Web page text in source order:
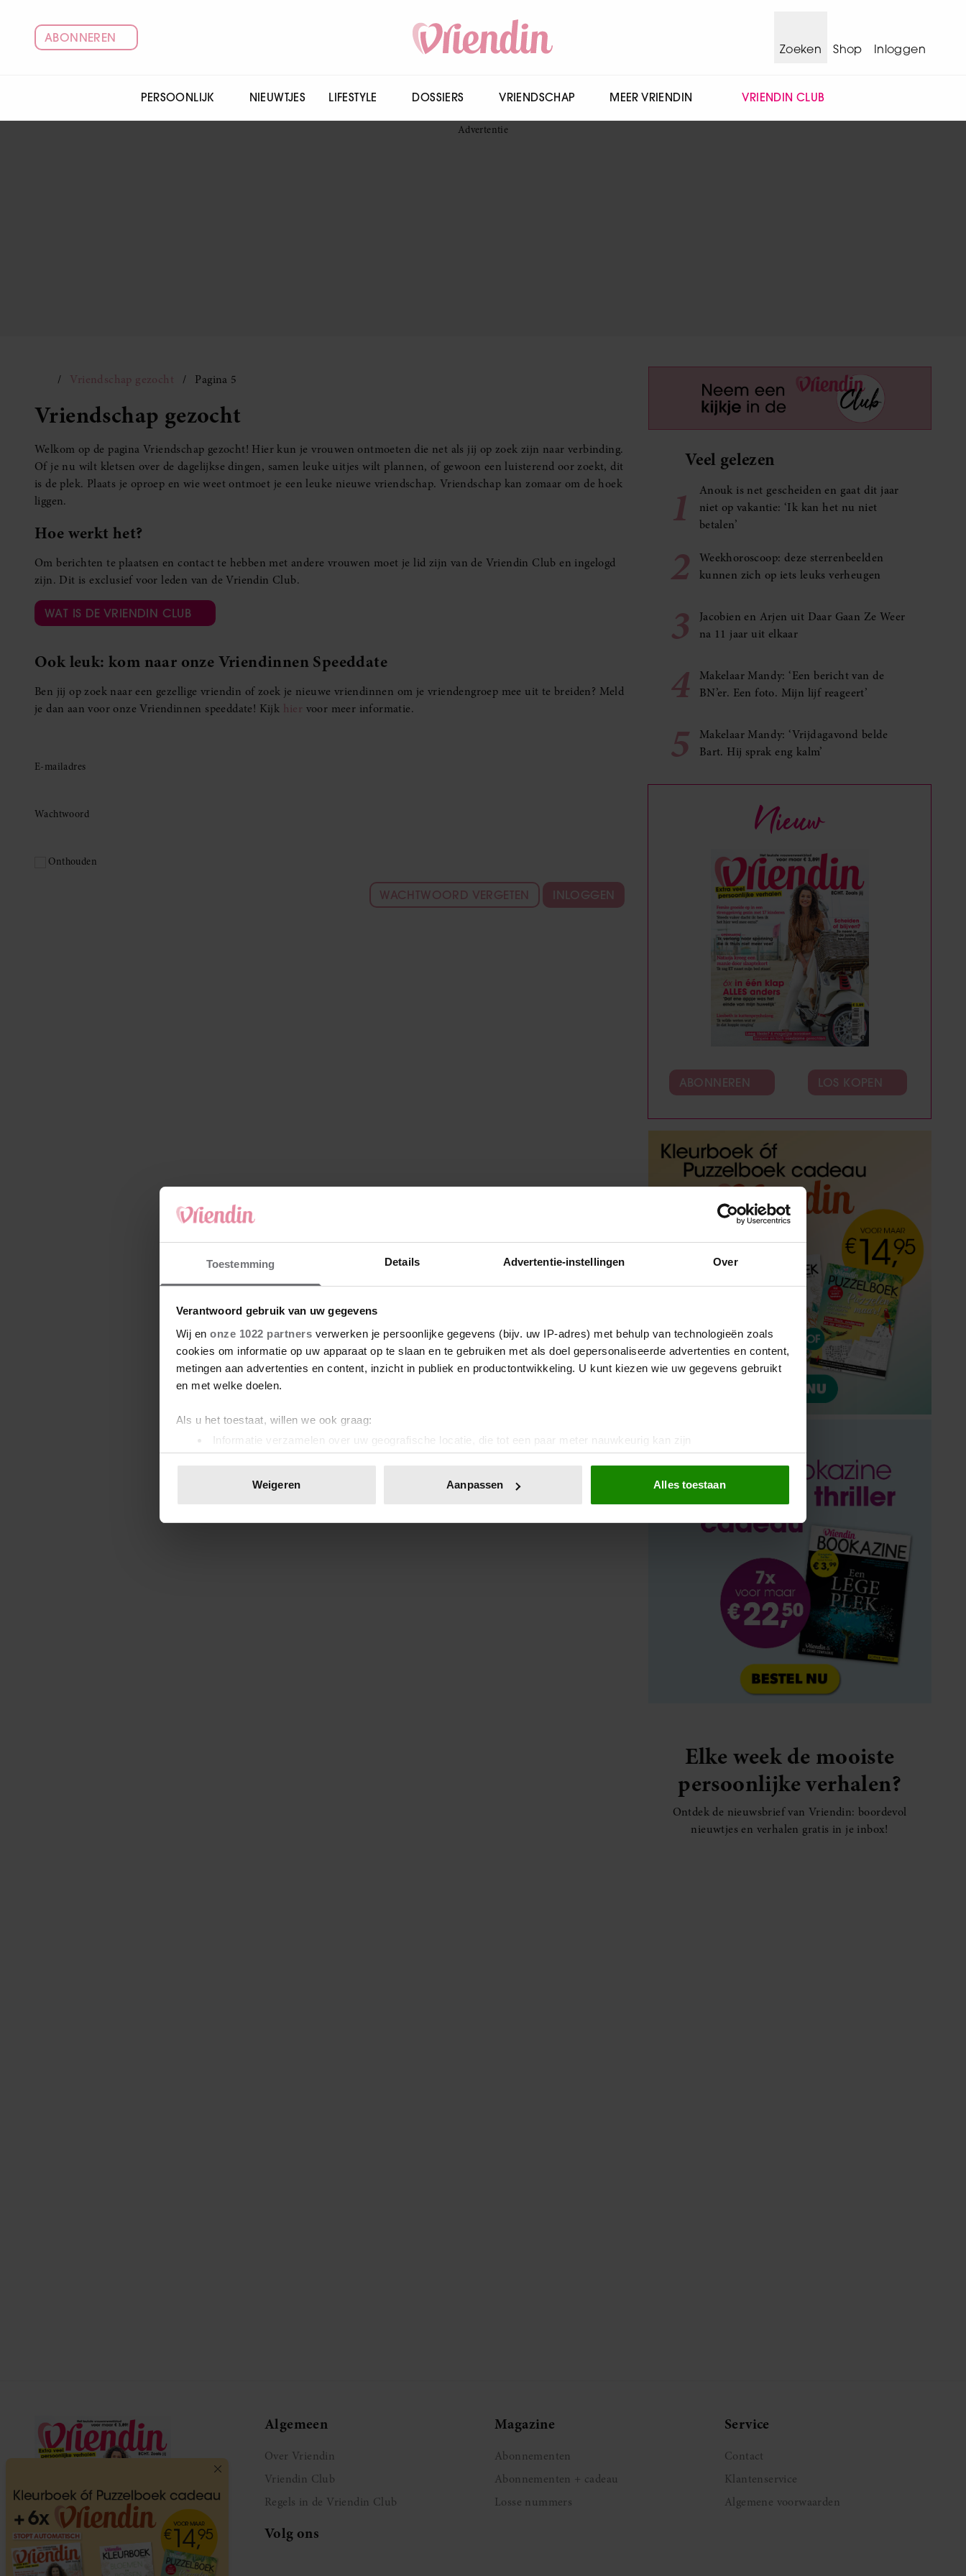
Toestemming Details Advertentie-instellingen Over
Verantwoord gebruik van uw gegevens
Wij en onze 1022 partners verwerken je persoonlijke gegevens (bijv. uw IP-adres) met behulp van technologieën zoals
cookies om informatie op uw apparaat op te slaan en te gebruiken met als doel gepersonaliseerde advertenties en content,
metingen aan advertenties en content, inzicht in publiek en productontwikkeling. U kunt kiezen wie uw gegevens gebruikt
en met welke doelen.
Als u het toestaat, willen we ook graag:
Informatie verzamelen over uw geografische locatie, die tot een paar meter nauwkeurig kan zijn
Uw apparaat identificeren door het actief te scannen op specifieke eigenschappen (fingerprinting)
toestemming op elk moment wijzigen of intrekken in de Cookieverklaring.
We gebruiken cookies om content en advertenties te personaliseren, om functies voor social media te bieden en om ons
media, adverteren en analyse. Deze partners kunnen deze gegevens combineren met andere informatie die u aan ze heeft
verstrekt of die ze hebben verzameld op basis van uw gebruik van hun services. U gaat akkoord met onze cookies als u
Weigeren Aanpassen Alles toestaan
ABONNEREN
Zoeken
Shop Inloggen
PERSOONLIJK NIEUWTJES LIFESTYLE DOSSIERS VRIENDSCHAP MEER VRIENDIN VRIENDIN CLUB
Vriendschap gezocht Pagina 5
Vriendschap gezocht
Welkom op de pagina Vriendschap gezocht! Hier kun je vrouwen ontmoeten die net als jij op zoek zijn naar verbinding.
Of je nu wilt kletsen over de dagelijkse dingen, samen leuke uitjes wilt plannen, of gewoon een luisterend oor zoekt, dit
is de plek. Plaats je oproep en wie weet ontmoet je een leuke nieuwe vriendschap. Vriendschap kan zomaar om de hoek
liggen.
Hoe werkt het?
Om berichten te plaatsen en contact te hebben met andere vrouwen moet je lid zijn van de Vriendin Club en ingelogd
zijn. Dit is exclusief voor leden van de Vriendin Club.
WAT IS DE VRIENDIN CLUB
Ook leuk: kom naar onze Vriendinnen Speeddate
Ben jij op zoek naar een gezellige vriendin of zoek je nieuwe vriendinnen om je vriendengroep mee uit te breiden? Meld
je dan aan voor onze Vriendinnen speeddate! Kijk hier voor meer informatie.
E-mailadres
Wachtwoord
Onthouden
WACHTWOORD VERGETEN INLOGGEN
Veel gelezen
1
Anouk is net gescheiden en gaat dit jaar
niet op vakantie: ‘Ik kan het nu niet
betalen’
2
Weekhoroscoop: deze sterrenbeelden
kunnen zich op iets leuks verheugen
3
Jacobien en Arjen uit Daar Gaan Ze Weer
na 11 jaar uit elkaar
4
Makelaar Mandy: ‘Een bericht van de
BN’er. Een foto. Mijn lijf reageert’
5
Makelaar Mandy: ‘Vrijdagavond belde
Bart. Hij sprak eng kalm’
Nieuw
ABONNEREN LOS KOPEN
Elke week de mooiste
persoonlijke verhalen?
Ontdek de nieuwsbrief van Vriendin: boordevol
nieuwtjes en verhalen gratis in je inbox!
Algemeen
Over Vriendin
Vriendin Club
Regels in de Vriendin Club
Volg ons
Magazine
Abonnementen
Abonnementen + cadeau
Losse nummers
Service
Contact
Klantenservice
Algemene voorwaarden